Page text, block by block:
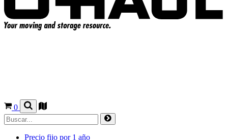
0
Precio fijo por 1 año